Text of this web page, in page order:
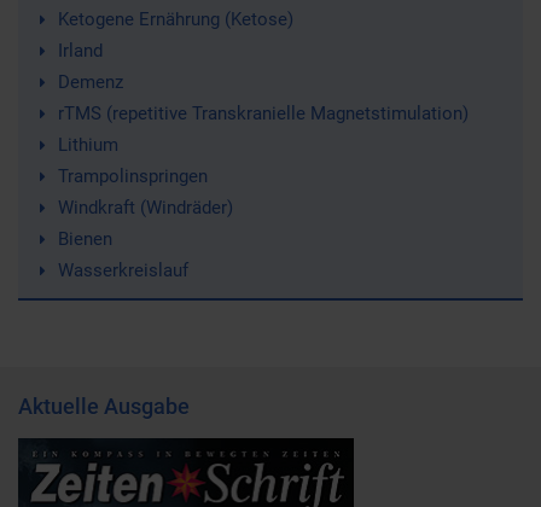
Ketogene Ernährung (Ketose)
Irland
Demenz
rTMS (repetitive Transkranielle Magnetstimulation)
Lithium
Trampolinspringen
Windkraft (Windräder)
Bienen
Wasserkreislauf
Aktuelle Ausgabe